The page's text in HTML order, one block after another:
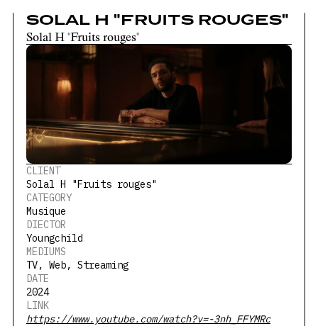
SOLAL H "FRUITS ROUGES"
Solal H "Fruits rouges"
CLIENT
Solal H "Fruits rouges"
CATEGORY
Musique
DIECTOR
Youngchild
MEDIUMS
TV, Web, Streaming
DATE
2024
LINK
https://www.youtube.com/watch?v=-3nh_FFYMRc